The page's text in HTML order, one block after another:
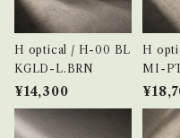
複数持ち
はAir
合わせて
ングや寝
めです。
先端に点
近くや風の
煙が消え
H optical / H-00 BL
KGLD-L.BRN
¥14,300
H
MI-